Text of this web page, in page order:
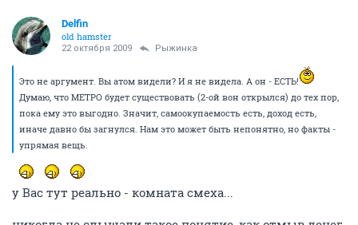
Delfin
old hamster
22 октября 2009 Рыжинка
Это не аргумент. Вы атом видели? И я не видела. А он - ЕСТЬ!
Думаю, что МЕТРО будет существовать (2-ой вон открылся) до тех пор,
пока ему это выгодно. Значит, самоокупаемость есть, доход есть,
иначе давно бы загнулся. Нам это может быть непонятно, но факты -
упрямая вещь.
у Вас тут реально - комната смеха...